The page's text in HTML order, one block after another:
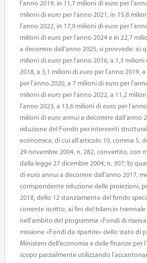
l’anno 2019, in 11,7 milioni di euro per
milioni di euro per l’anno 2021, in 15,8
l’anno 2022, in 17,9 milioni di euro per
milioni di euro per l’anno 2024 e in 22,7
a decorrere dall’anno 2025, si provvede: a)
milioni di euro per l’anno 2016, a 1,3 milioni
2018, a 3,1 milioni di euro per l’anno 2019,
per l’anno 2020, a 7 milioni di euro per
milioni di euro per l’anno 2022, a 11,2
l’anno 2023, a 13,6 milioni di euro per
milioni di euro annui a decorrere dall’anno
riduzione del Fondo per interventi
economica, di cui all’articolo 10, comma 5,
29 novembre 2004, n. 282, convertito, con
dalla legge 27 dicembre 2004, n. 307; b)
di euro annui a decorrere dall’anno 2017,
corrispondente riduzione delle proiezioni,
2018, dello 12 stanziamento del fondo
corrente iscritto, ai fini del bilancio triennale
nell’ambito del programma «Fondi di
missione «Fondi da ripartire» dello stato di
Ministero dell’economia e delle finanze per
scopo parzialmente utilizzando